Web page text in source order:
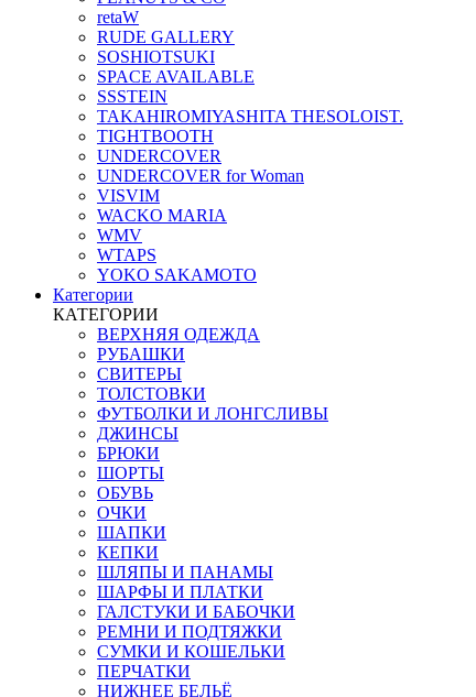
retaW
RUDE GALLERY
SOSHIOTSUKI
SPACE AVAILABLE
SSSTEIN
TAKAHIROMIYASHITA THESOLOIST.
TIGHTBOOTH
UNDERCOVER
UNDERCOVER for Woman
VISVIM
WACKO MARIA
WMV
WTAPS
YOKO SAKAMOTO
Категории
КАТЕГОРИИ
ВЕРХНЯЯ ОДЕЖДА
РУБАШКИ
СВИТЕРЫ
ТОЛСТОВКИ
ФУТБОЛКИ И ЛОНГСЛИВЫ
ДЖИНСЫ
БРЮКИ
ШОРТЫ
ОБУВЬ
ОЧКИ
ШАПКИ
КЕПКИ
ШЛЯПЫ И ПАНАМЫ
ШАРФЫ И ПЛАТКИ
ГАЛСТУКИ И БАБОЧКИ
РЕМНИ И ПОДТЯЖКИ
СУМКИ И КОШЕЛЬКИ
ПЕРЧАТКИ
НИЖНЕЕ БЕЛЬЁ